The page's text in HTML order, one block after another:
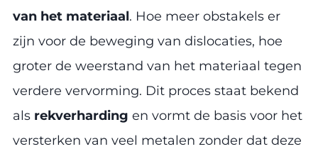
van het materiaal. Hoe meer obstakels er
zijn voor de beweging van dislocaties, hoe
groter de weerstand van het materiaal tegen
verdere vervorming. Dit proces staat bekend
als rekverharding en vormt de basis voor het
versterken van veel metalen zonder dat deze